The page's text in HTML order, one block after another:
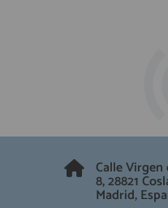
Calle Virgen
8, 28821
Madrid,